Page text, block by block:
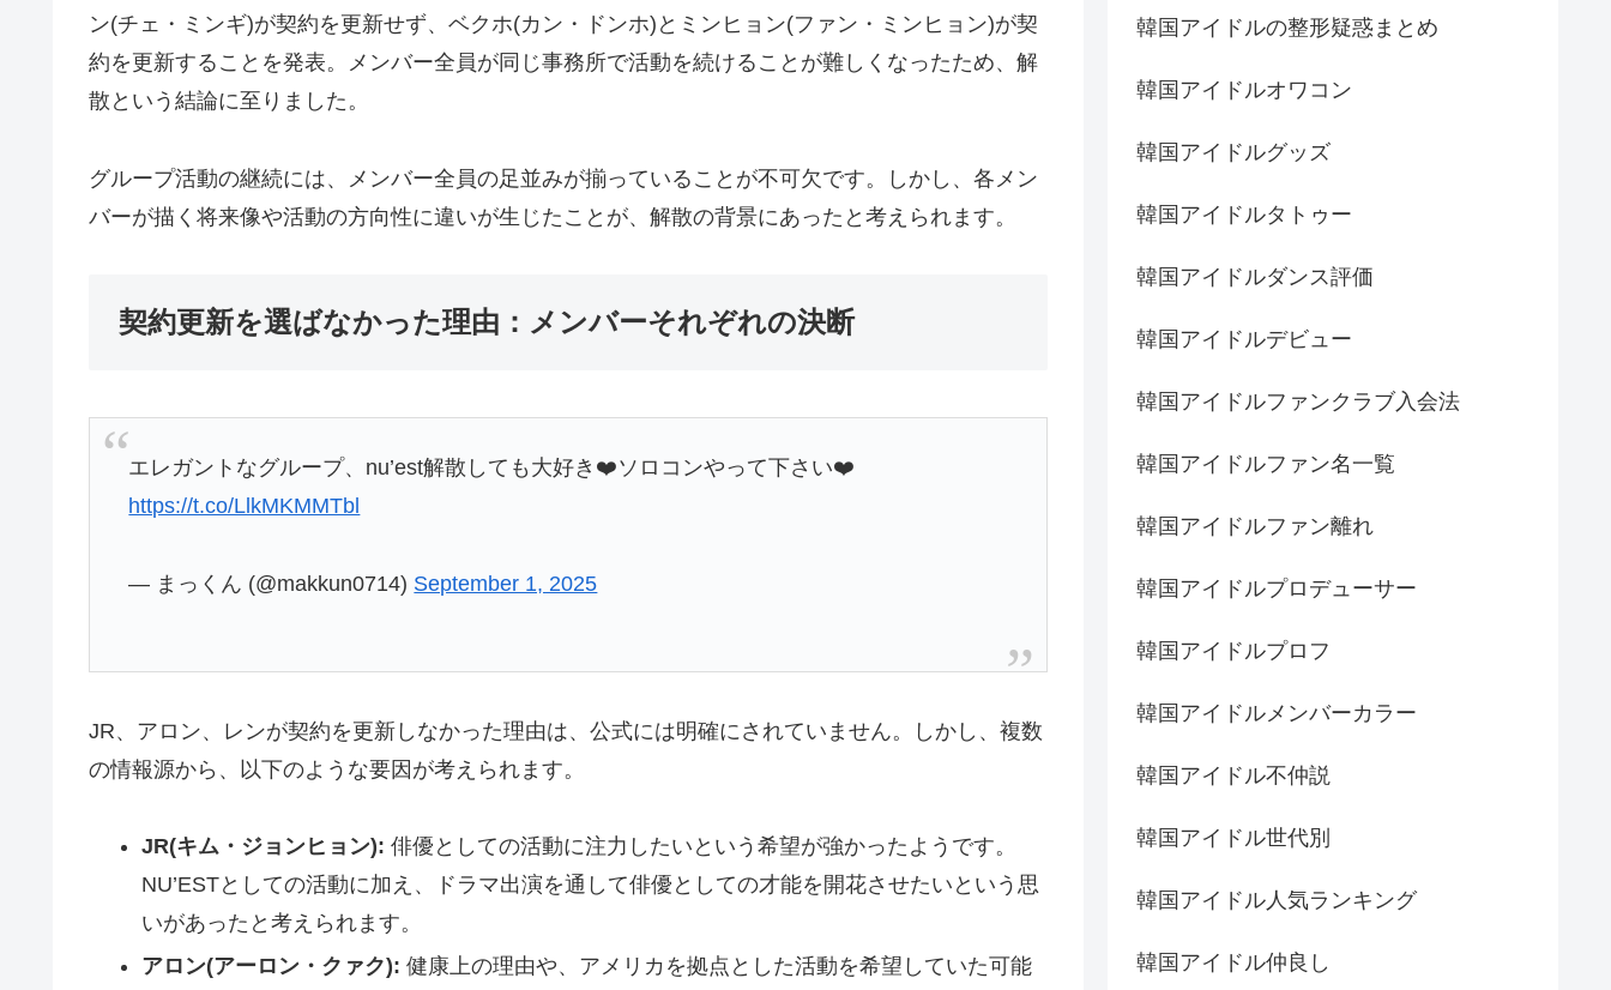
ン(チェ・ミンギ)が契約を更新せず、ベクホ(カン・ドンホ)とミンヒョン(ファン・ミンヒョン)が契
約を更新することを発表。メンバー全員が同じ事務所で活動を続けることが難しくなったため、解
散という結論に至りました。
グループ活動の継続には、メンバー全員の足並みが揃っていることが不可欠です。しかし、各メン
バーが描く将来像や活動の方向性に違いが生じたことが、解散の背景にあったと考えられます。
契約更新を選ばなかった理由：メンバーそれぞれの決断
エレガントなグループ、nu’est解散しても大好き❤️ソロコンやって下さい❤️
https://t.co/LlkMKMMTbl
— まっくん (@makkun0714) September 1, 2025
JR、アロン、レンが契約を更新しなかった理由は、公式には明確にされていません。しかし、複数
の情報源から、以下のような要因が考えられます。
JR(キム・ジョンヒョン): 俳優としての活動に注力したいという希望が強かったようです。
NU’ESTとしての活動に加え、ドラマ出演を通して俳優としての才能を開花させたいという思
いがあったと考えられます。
アロン(アーロン・クァク): 健康上の理由や、アメリカを拠点とした活動を希望していた可能
韓国アイドルの整形疑惑まとめ
韓国アイドルオワコン
韓国アイドルグッズ
韓国アイドルタトゥー
韓国アイドルダンス評価
韓国アイドルデビュー
韓国アイドルファンクラブ入会法
韓国アイドルファン名一覧
韓国アイドルファン離れ
韓国アイドルプロデューサー
韓国アイドルプロフ
韓国アイドルメンバーカラー
韓国アイドル不仲説
韓国アイドル世代別
韓国アイドル人気ランキング
韓国アイドル仲良し